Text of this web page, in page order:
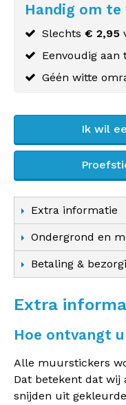
Handig om te
Slechts € 2,95
Eenvoudig aan
Géén witte
Ik wil
Extra informatie
Ondergrond en
Betaling &
Extra
Hoe ontvangt
Alle muurstickers
Dat betekent dat wij
snijden uit